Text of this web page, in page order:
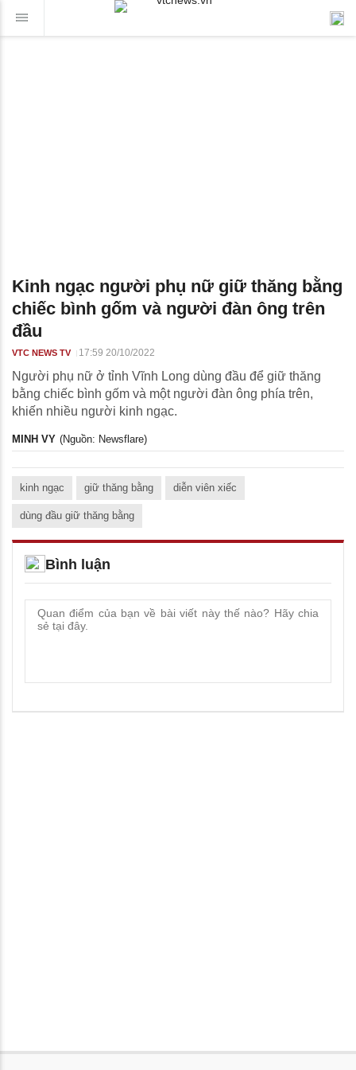
Kinh ngạc người phụ nữ giữ thăng bằng
chiếc bình gốm và người đàn ông trên
đầu
VTC NEWS TV 17:59 20/10/2022
Người phụ nữ ở tỉnh Vĩnh Long dùng đầu để giữ thăng
bằng chiếc bình gốm và một người đàn ông phía trên,
khiến nhiều người kinh ngạc.
MINH VY (Nguồn: Newsflare)
kinh ngạc giữ thăng bằng diễn viên xiếc
dùng đầu giữ thăng bằng
Bình luận